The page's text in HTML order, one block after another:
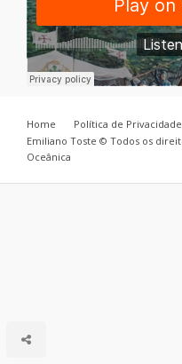
Home Política de Privacidade
Emiliano Toste © Todos os
Oceânica